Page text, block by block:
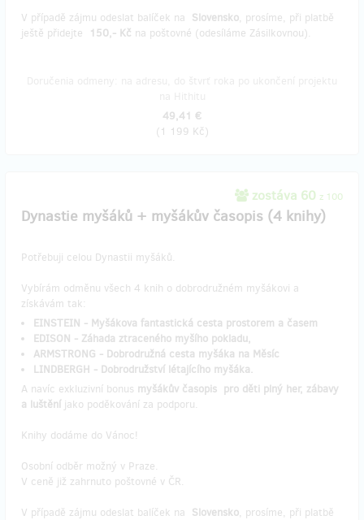
V případě zájmu odeslat balíček na Slovensko, prosíme, při platbě
ještě přidejte
150,- Kč na poštovné (odesíláme Zásilkovnou).
49,41 €
(1 199 Kč)
zostáva 60 z 100
Dynastie myšáků + myšákův časopis (4 knihy)
Potřebuji celou Dynastii myšáků.
Vybírám odměnu všech 4 knih o dobrodružném myšákovi a
získávám tak:
EINSTEIN - Myšákova fantastická cesta prostorem a časem
EDISON - Záhada ztraceného myšího pokladu,
ARMSTRONG - Dobrodružná cesta myšáka na Měsíc
LINDBERGH - Dobrodružství létajícího myšáka.
A navíc exkluzivní bonus myšákův časopis pro děti plný her, zábavy
a luštění jako poděkování za podporu.
Knihy dodáme do Vánoc!
Osobní odběr možný v Praze.
V ceně již zahrnuto poštovné v ČR.
V případě zájmu odeslat balíček na Slovensko, prosíme, při platbě